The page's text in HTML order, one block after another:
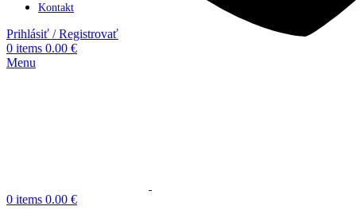
Kontakt
Prihlásiť / Registrovať
0 items 0.00 €
Menu
0 items 0.00 €